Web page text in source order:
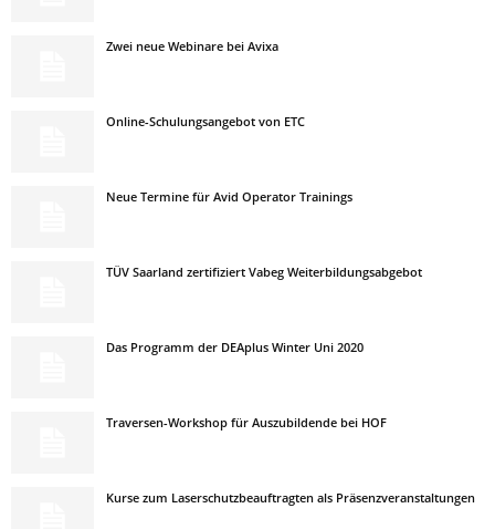
Zwei neue Webinare bei Avixa
Online-Schulungsangebot von ETC
Neue Termine für Avid Operator Trainings
TÜV Saarland zertifiziert Vabeg Weiterbildungsabgebot
Das Programm der DEAplus Winter Uni 2020
Traversen-Workshop für Auszubildende bei HOF
Kurse zum Laserschutzbeauftragten als Präsenzveranstaltungen